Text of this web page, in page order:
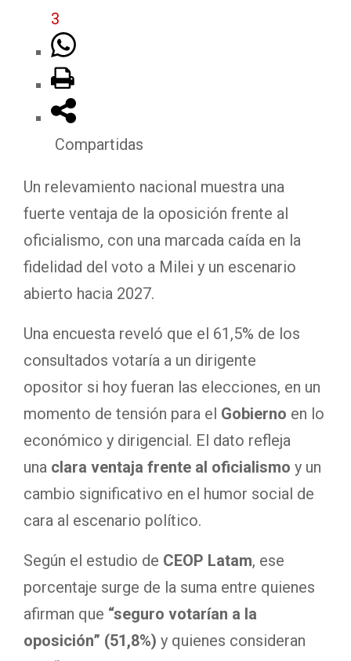
3
Compartidas
Un relevamiento nacional muestra una
fuerte ventaja de la oposición frente al
oficialismo, con una marcada caída en la
fidelidad del voto a Milei y un escenario
abierto hacia 2027.
Una encuesta reveló que el 61,5% de los
consultados votaría a un dirigente
opositor si hoy fueran las elecciones, en un
momento de tensión para el Gobierno en lo
económico y dirigencial. El dato refleja
una clara ventaja frente al oficialismo y un
cambio significativo en el humor social de
cara al escenario político.
Según el estudio de CEOP Latam, ese
porcentaje surge de la suma entre quienes
afirman que “seguro votarían a la
oposición” (51,8%) y quienes consideran